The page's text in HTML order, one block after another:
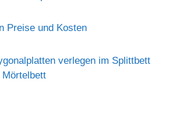
Preise und Kosten
verlegen im Splittbett
Mörtelbett